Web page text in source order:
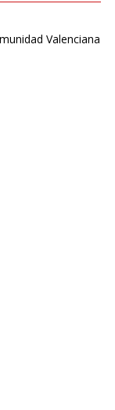
Valenciana